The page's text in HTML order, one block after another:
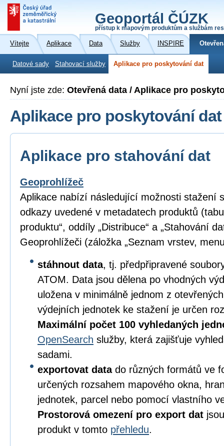
Geoportál ČÚZK
přístup k mapovým produktům a službám
Vítejte Aplikace Data Služby INSPIRE
Datové sady Stahovací služby Aplikace pro poskytování dat
Nyní jste zde: Otevřená data / Aplikace pro
Aplikace pro poskytování dat
Aplikace pro stahování dat
Geoprohlížeč
Aplikace nabízí následující možnosti stažení
odkazy uvedené v metadatech produktů
produktu“, oddíly „Distribuce“ a „Stahování
Geoprohlížeči (záložka „Seznam vrstev,
stáhnout data, tj. předpřipravené
ATOM. Data jsou dělena po vhodných
uložena v minimálně jednom z
výdejních jednotek ke stažení je určen
Maximální počet 100 vyhledaných
OpenSearch služby, která zajišťuje
sadami.
exportovat datado různých formátů ve
určených rozsahem mapového okna,
jednotek, parcel nebo pomocí vlastního
Prostorová omezení pro export dat
produkt v tomto přehledu.